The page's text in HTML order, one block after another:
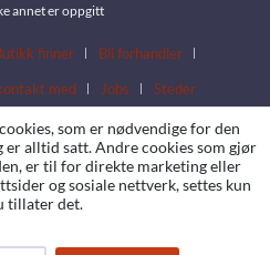
annet er oppgitt
finner
Bli forhandler
med Jobs Steder
som er nødvendige for den
er alltid satt. Andre cookies som gjør
er til for direkte marketing eller
og sosiale nettverk, settes kun
tillater det.